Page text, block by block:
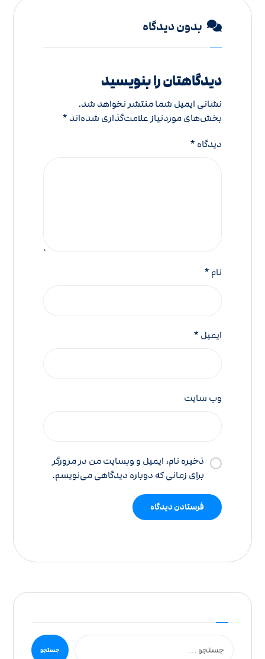
بدون دیدگاه
دیدگاهتان را بنویسید
نشانی ایمیل شما منتشر نخواهد شد.
بخش‌های موردنیاز علامت‌گذاری شده‌اند *
دیدگاه *
نام *
ایمیل *
وب‌ سایت
ذخیره نام، ایمیل و وبسایت من در مرورگر
برای زمانی که دوباره دیدگاهی می‌نویسم.